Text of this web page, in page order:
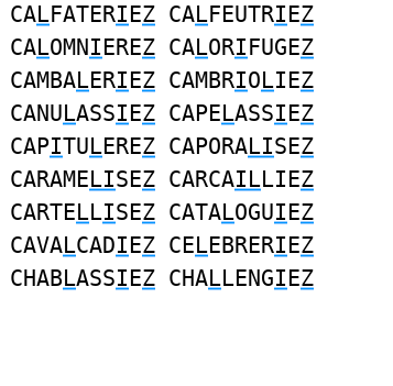
CALFATERIEZ CALFEUTRIEZ
CALOMNIEREZ CALORIFUGEZ
CAMBALERIEZ CAMBRIOLIEZ
CANULASSIEZ CAPELASSIEZ
CAPITULEREZ CAPORALISEZ
CARAMELISEZ CARCAILLIEZ
CARTELLISEZ CATALOGUIEZ
CAVALCADIEZ CELEBRERIEZ
CHABLASSIEZ CHALLENGIEZ